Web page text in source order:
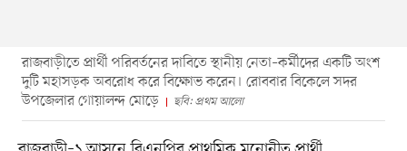
রাজবাড়ীতে প্রার্থী পরিবর্তনের দাবিতে স্থানীয় নেতা–কর্মীদের একটি অংশ
দুটি মহাসড়ক অবরোধ করে বিক্ষোভ করেন। রোববার বিকেলে সদর
উপজেলার গোয়ালন্দ মোড়ে
ছবি: প্রথম আলো